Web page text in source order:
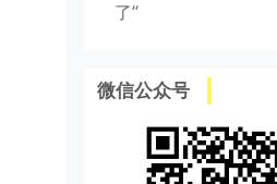
了”
微信公众号